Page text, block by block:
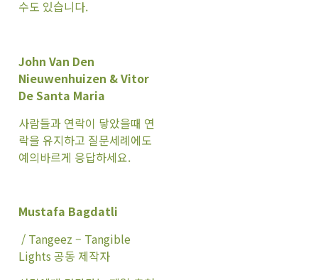
수도 있습니다.
John Van Den
Nieuwenhuizen & Vitor
De Santa Maria
사람들과 연락이 닿았을때 연
락을 유지하고 질문세례에도
예의바르게 응답하세요.
Mustafa Bagdatli
/ Tangeez – Tangible
Lights 공동 제작자